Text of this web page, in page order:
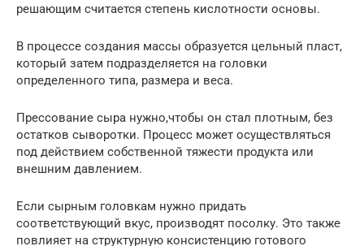
решающим считается степень кислотности основы.
В процессе создания массы образуется цельный пласт,
который затем подразделяется на головки
определенного типа, размера и веса.
Прессование сыра нужно,чтобы он стал плотным, без
остатков сыворотки. Процесс может осуществляться
под действием собственной тяжести продукта или
внешним давлением.
Если сырным головкам нужно придать
соответствующий вкус, производят посолку. Это также
повлияет на структурную консистенцию готового